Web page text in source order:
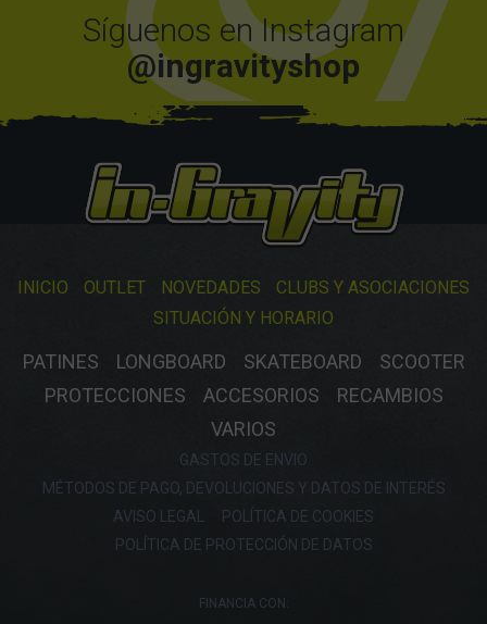
Síguenos en Instagram
@ingravityshop
INICIO OUTLET NOVEDADES
CLUBS Y ASOCIACIONES
SITUACIÓN Y HORARIO
PATINES LONGBOARD SKATEBOARD
SCOOTER
PROTECCIONES
ACCESORIOS
RECAMBIOS
VARIOS
GASTOS DE ENVIO
MÉTODOS DE PAGO, DEVOLUCIONES Y DATOS DE INTERÉS
AVISO LEGAL
POLÍTICA DE COOKIES
POLÍTICA DE PROTECCIÓN DE DATOS
FINANCIA CON: